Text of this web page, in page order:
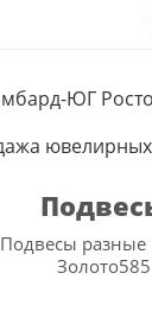
Подвесы разные
Золото585